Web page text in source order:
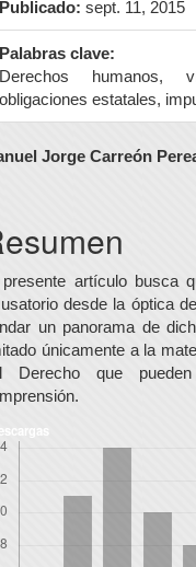
Publicado: sept. 11, 2015
Palabras clave:
Derechos humanos,
obligaciones estatales,
Jorge Carreón
artículo busca
desde la óptica
un panorama de
únicamente a la
Derecho que